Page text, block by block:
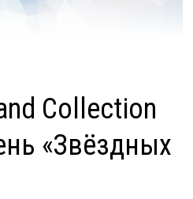
Collection
«Звёздных